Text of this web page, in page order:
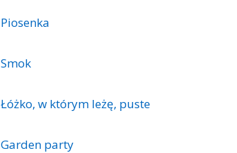
Piosenka
Smok
Łóżko, w którym leżę, puste
Garden party